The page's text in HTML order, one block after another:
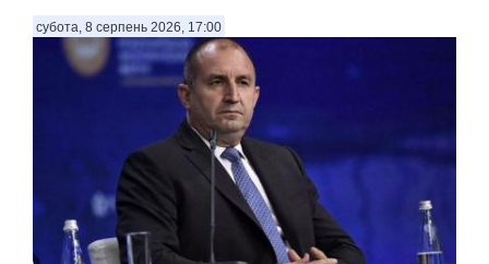
субота, 8 серпень 2026, 17:00